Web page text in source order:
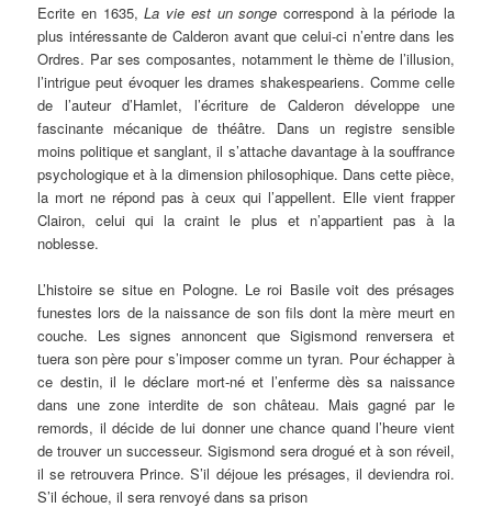
Ecrite en 1635,La vie est un songe correspond à la période la
plus intéressante de Calderon avant que celui-ci n’entre dans les
Ordres. Par ses composantes, notamment le thème de l’illusion,
l’intrigue peut évoquer les drames shakespeariens. Comme celle
de l’auteur d’Hamlet, l’écriture de Calderon développe une
fascinante mécanique de théâtre. Dans un registre sensible
moins politique et sanglant, il s’attache davantage à la souffrance
psychologique et à la dimension philosophique. Dans cette pièce,
la mort ne répond pas à ceux qui l’appellent. Elle vient frapper
Clairon, celui qui la craint le plus et n’appartient pas à la
noblesse.
L’histoire se situe en Pologne. Le roi Basile voit des présages
funestes lors de la naissance de son fils dont la mère meurt en
couche. Les signes annoncent que Sigismond renversera et
tuera son père pour s’imposer comme un tyran. Pour échapper à
ce destin, il le déclare mort-né et l’enferme dès sa naissance
dans une zone interdite de son château. Mais gagné par le
remords, il décide de lui donner une chance quand l’heure vient
de trouver un successeur. Sigismond sera drogué et à son réveil,
il se retrouvera Prince. S’il déjoue les présages, il deviendra roi.
S’il échoue, il sera renvoyé dans sa prison